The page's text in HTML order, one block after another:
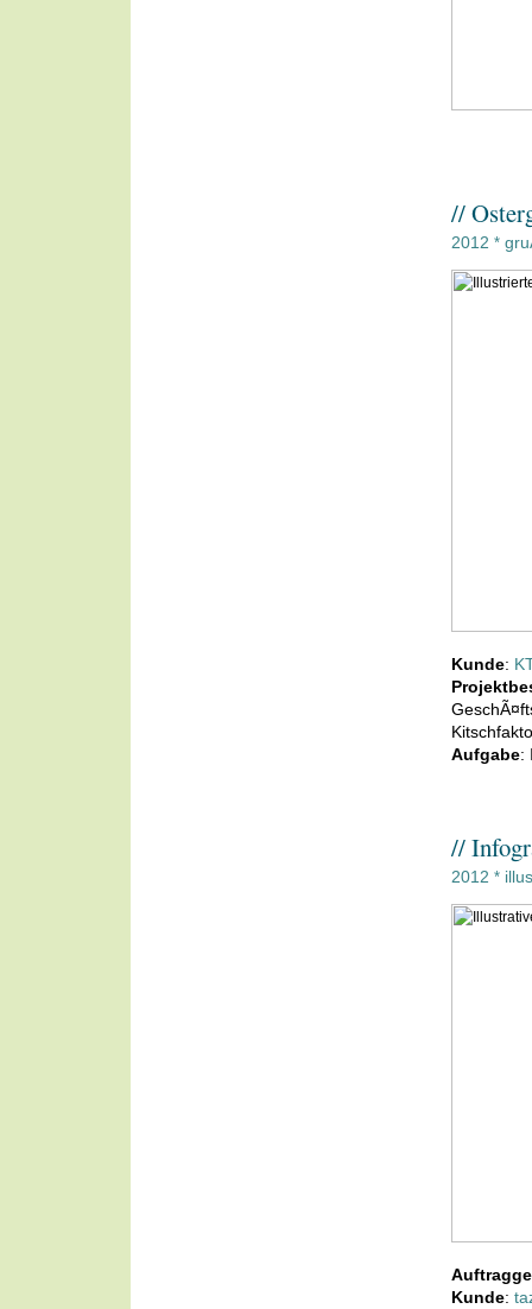
//
2012 *
Kunde:
Aufgabe:
//
2012 *
Kunde: